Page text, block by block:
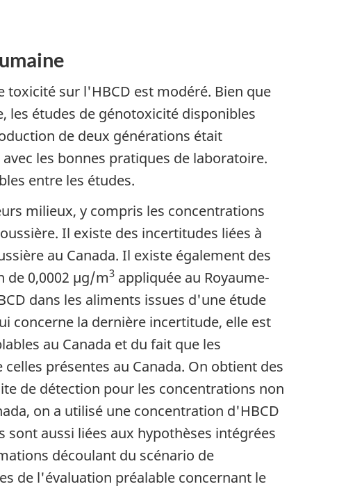
toxicité sur l'HBCD est modéré. Bien que
les études de génotoxicité disponibles
de deux générations était
les bonnes pratiques de laboratoire.
entre les études.
milieux, y compris les concentrations
Il existe des incertitudes liées à
au Canada. Il existe également des
0,0002 µg/m3 appliquée au Royaume-
dans les aliments issues d'une étude
concerne la dernière incertitude, elle est
au Canada et du fait que les
présentes au Canada. On obtient des
de détection pour les concentrations non
on a utilisé une concentration d'HBCD
aussi liées aux hypothèses intégrées
découlant du scénario de
de l'évaluation préalable concernant le